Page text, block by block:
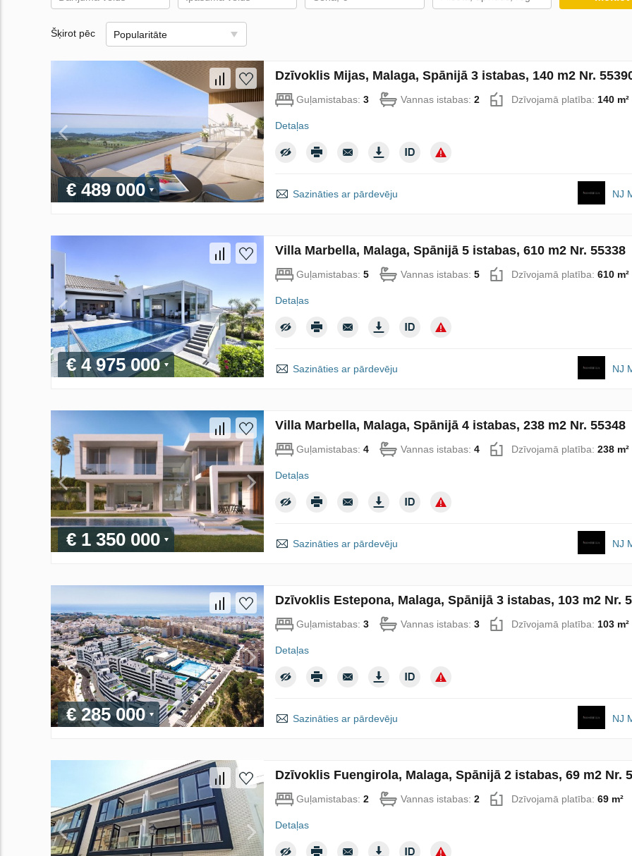
Šķirot pēc Popularitāte
€ 489 000
Dzīvoklis Mijas, Malaga, Spānijā 3 istabas, 140 m2 Nr.
Guļamistabas: 3 Vannas istabas: 2 Dzīvojamā platība: 140 m²
Detaļas
Sazināties ar pārdevēju NJ
€ 4 975 000
Villa Marbella, Malaga, Spānijā 5 istabas, 610 m2 Nr. 55338
Guļamistabas: 5 Vannas istabas: 5 Dzīvojamā platība: 610 m²
Detaļas
Sazināties ar pārdevēju NJ
€ 1 350 000
Villa Marbella, Malaga, Spānijā 4 istabas, 238 m2 Nr. 55348
Guļamistabas: 4 Vannas istabas: 4 Dzīvojamā platība: 238 m²
Detaļas
Sazināties ar pārdevēju NJ
€ 285 000
Dzīvoklis Estepona, Malaga, Spānijā 3 istabas, 103 m2 Nr.
Guļamistabas: 3 Vannas istabas: 3 Dzīvojamā platība: 103 m²
Detaļas
Sazināties ar pārdevēju NJ
Dzīvoklis Fuengirola, Malaga, Spānijā 2 istabas, 69 m2 Nr.
Guļamistabas: 2 Vannas istabas: 2 Dzīvojamā platība: 69 m²
Detaļas